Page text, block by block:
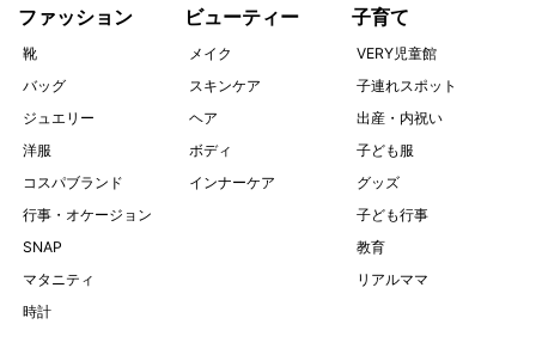
ファッション
靴
バッグ
ジュエリー
洋服
コスパブランド
行事・オケージョン
SNAP
マタニティ
時計
ビューティー
メイク
スキンケア
ヘア
ボディ
インナーケア
子育て
VERY児童館
子連れスポット
出産・内祝い
子ども服
グッズ
子ども行事
教育
リアルママ